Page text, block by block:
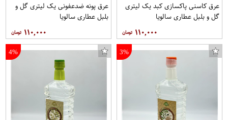
عرق کاسنی پاکسازی کبد یک لیتری
گل و بلبل عطاری سالویا
۱۱۰,۰۰۰
عرق پونه ضدعفونی یک لیتری گل و
بلبل عطاری سالویا
۱۱۰,۰۰۰
3%
4%